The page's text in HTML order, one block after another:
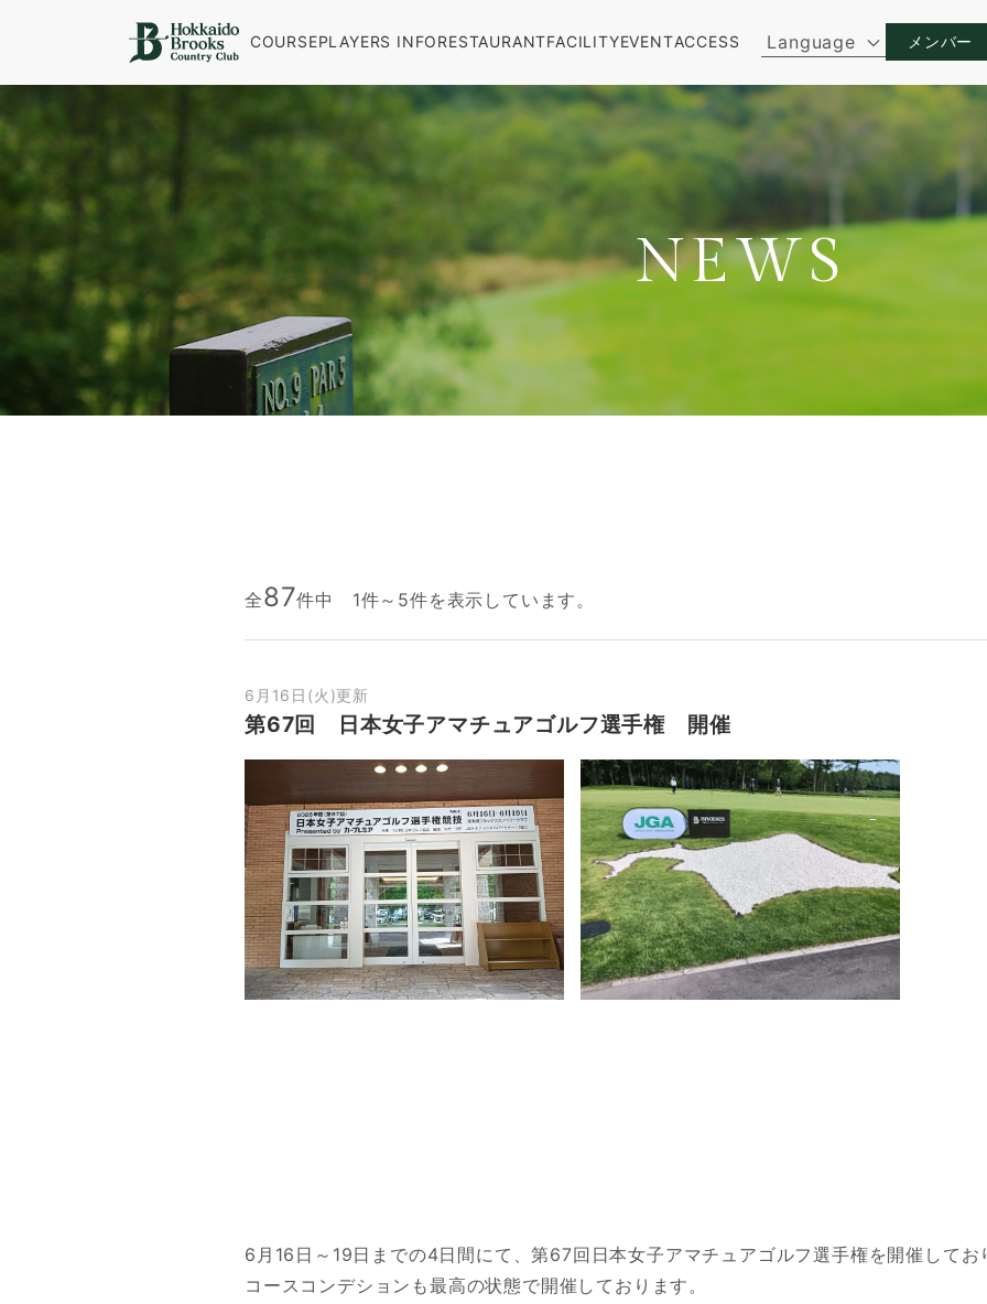
COURSEPLAYERS INFORESTAURANTFACILITYEVENTACCESS Language メンバー
NEWS
全87件中 1件～5件を表示しています。
6月16日(火)更新
第67回 日本女子アマチュアゴルフ選手権 開催
6月16日～19日までの4日間にて、第67回日本女子アマチュアゴルフ選手権を開催してお
コースコンデションも最高の状態で開催しております。